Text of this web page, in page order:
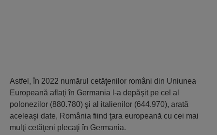
Astfel, în 2022 numărul cetăţenilor români din Uniunea
Europeană aflaţi în Germania l-a depăşit pe cel al
polonezilor (880.780) şi al italienilor (644.970), arată
aceleaşi date, România fiind ţara europeană cu cei mai
mulţi cetăţeni plecaţi în Germania.